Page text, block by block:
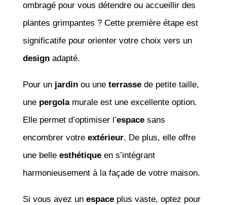
ombragé pour vous détendre ou accueillir des
plantes grimpantes ? Cette première étape est
significatife pour orienter votre choix vers un
designadapté.
Pour un jardinou une terrassede petite taille,
une pergolamurale est une excellente option.
Elle permet d’optimiser l’espacesans
encombrer votre extérieur. De plus, elle offre
une belle esthétiqueen s’intégrant
harmonieusement à la façade de votre maison.
Si vous avez un espaceplus vaste, optez pour